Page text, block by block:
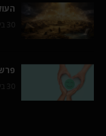
30 ביולי 2026
30 ביולי 2026